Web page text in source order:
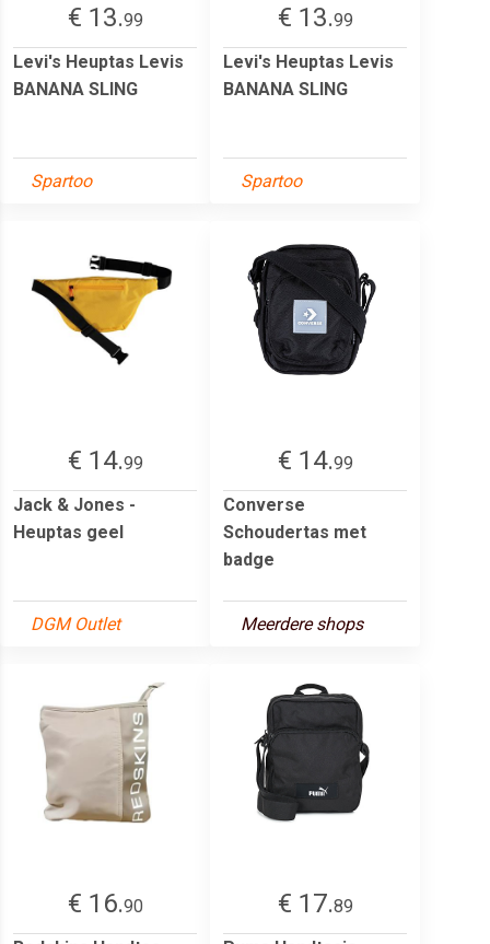
€ 13.99
Levi's Heuptas Levis
BANANA SLING
Spartoo
€ 13.99
Levi's Heuptas Levis
BANANA SLING
Spartoo
€ 14.99
Jack & Jones -
Heuptas geel
DGM Outlet
€ 14.99
Converse
Schoudertas met
badge
Meerdere shops
€ 16.90
€ 17.89